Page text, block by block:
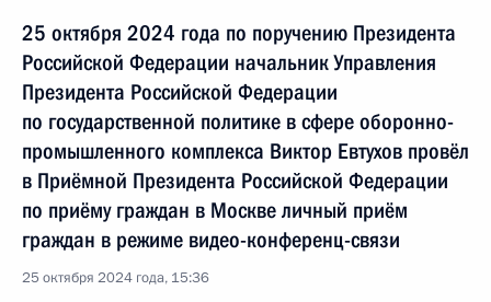
25 октября 2024 года по поручению Президента
Российской Федерации начальник Управления
Президента Российской Федерации
по государственной политике в сфере оборонно-
промышленного комплекса Виктор Евтухов провёл
в Приёмной Президента Российской Федерации
по приёму граждан в Москве личный приём
граждан в режиме видео-конференц-связи
25 октября 2024 года, 15:36